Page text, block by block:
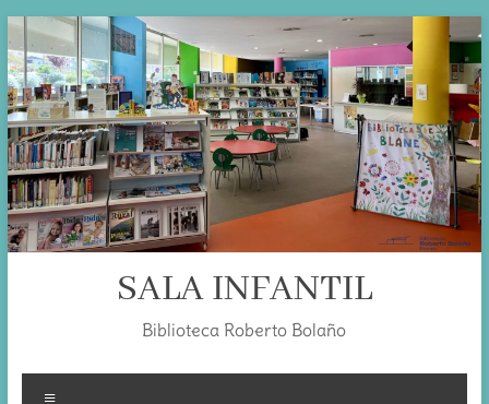
Skip
to
content
SALA INFANTIL
Biblioteca Roberto Bolaño